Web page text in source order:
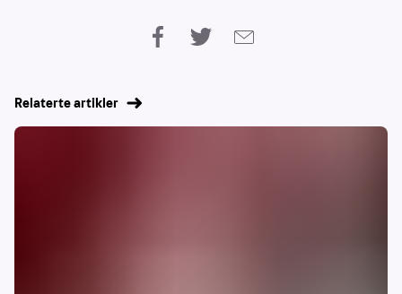
Relaterte artikler